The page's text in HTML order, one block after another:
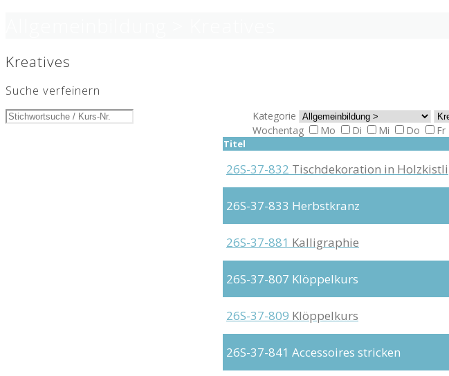
Kreatives
Suche verfeinern
Kategorie
Wochentag
Mo Di Mi Do Fr
Titel
26S-37-832 Tischdekoration in Holzkistli
26S-37-833 Herbstkranz
26S-37-881 Kalligraphie
26S-37-807 Klöppelkurs
26S-37-809 Klöppelkurs
26S-37-841 Accessoires stricken